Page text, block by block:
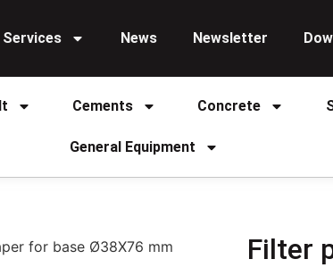
Services News Newsletter
Cements Concrete
General Equipment
for base Ø38X76 mm Filter